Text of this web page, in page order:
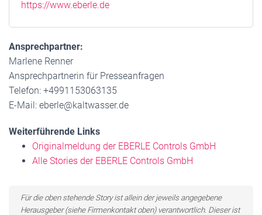
https://www.eberle.de
Ansprechpartner:
Marlene Renner
Ansprechpartnerin für Presseanfragen
Telefon: +4991153063135
E-Mail: eberle@kaltwasser.de
Weiterführende Links
Originalmeldung der EBERLE Controls GmbH
Alle Stories der EBERLE Controls GmbH
Für die oben stehende Story ist allein der jeweils angegebene
Herausgeber (siehe Firmenkontakt oben) verantwortlich. Dieser ist